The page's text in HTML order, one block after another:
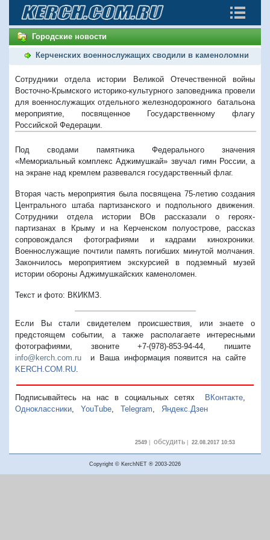
Городские новости
Керченских военнослужащих сводили в каменоломни
Cотрудники отдела истории Великой Отечественной войны
Восточно-Крымского историко-культурного заповедника провели
для военнослужащих отдельного железнодорожного батальона
мероприятие, посвященное Государственному флагу
Российской Федерации.
Под сводами памятника Федерального значения
«Мемориальный комплекс Аджимушкай» звучал гимн России, а
на экране над кремлем развевался государственный флаг.
Вторая часть мероприятия была посвящена 75-летию создания
Центрального штаба партизанского и подпольного движения.
Сотрудники отдела истории ВОв рассказали о героях-
партизанах в Крыму и на Керченском полуострове, рассказ
сопровождался фотографиями и кадрами кинохроники.
Военнослужащие почтили память погибших минутой молчания.
Закончилось мероприятием экскурсией в подземный музей
истории обороны Аджимушкайских каменоломен.
Текст и фото: ВКИКМЗ.
Если Вы стали свидетелем происшествия, или знаете о
предстоящем событии, а также располагаете интересными
фотографиями, звоните +7-(978)-853-94-44, пишите
info@kerch.com.ru и Ваша информация появится на сайте
KERCH.COM.RU
Подписывайтесь на нас в социальных сетях ВКонтакте,
Одноклассники
YouTube Telegram Яндекс.Дзен
2549| обсудить| 22.08.2017 10:53
Copyright © KerchNET ® 2003-2026